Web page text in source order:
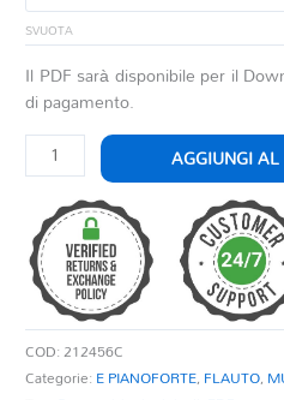
SVUOTA
Il PDF sarà disponibile per il
di pagamento.
VIRTUOSO
FLUTE
quantità
AGGIUNGI
COD:212456C
Categorie: E PIANOFORTE, FLAUTO,